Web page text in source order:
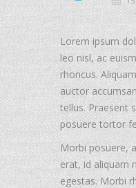
Lorem ipsum
leo nisl, ac
rhoncus.
auctor
tellus. Praesent
posuere tortor
Morbi posuere,
erat, id aliquam
egestas. Morbi